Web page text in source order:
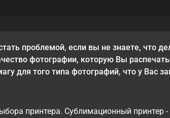
проблемой, если вы не знаете, что
фотографии, которую Вы
для того типа фотографий, что у Вас
принтера. Сублимационный принтер